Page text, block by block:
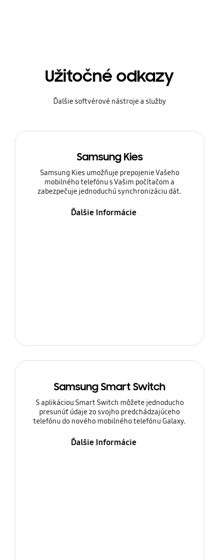
Užitočné odkazy
Ďalšie softvérové nástroje a služby
Samsung Kies
Samsung Kies umožňuje prepojenie Vašeho
mobilného telefónu s Vašim počítačom a
zabezpečuje jednoduchú synchronizáciu dát.
Ďalšie Informácie
Samsung Smart Switch
S aplikáciou Smart Switch môžete jednoducho
presunúť údaje zo svojho predchádzajúceho
telefónu do nového mobilného telefónu Galaxy.
Ďalšie Informácie